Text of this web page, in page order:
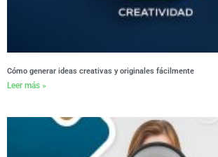
Cómo generar ideas creativas y originales fácilmente
Leer más »